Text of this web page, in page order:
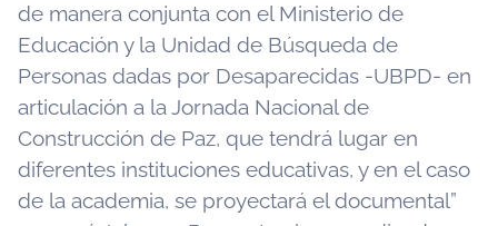
de manera conjunta con el Ministerio de
Educación y la Unidad de Búsqueda de
Personas dadas por Desaparecidas -UBPD- en
articulación a la Jornada Nacional de
Construcción de Paz, que tendrá lugar en
diferentes instituciones educativas, y en el caso
de la academia, se proyectará el documental”